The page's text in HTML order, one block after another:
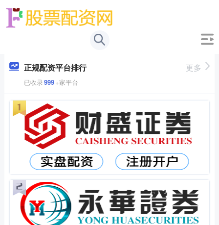
正规配资平台排行
已收录999+家平台
更多